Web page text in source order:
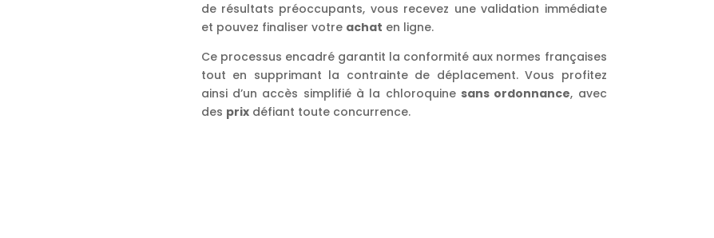
de résultats préoccupants, vous recevez une validation immédiate
et pouvez finaliser votre achat en ligne.
Ce processus encadré garantit la conformité aux normes françaises
tout en supprimant la contrainte de déplacement. Vous profitez
ainsi d’un accès simplifié à la chloroquine sans ordonnance, avec
des prixdéfiant toute concurrence.